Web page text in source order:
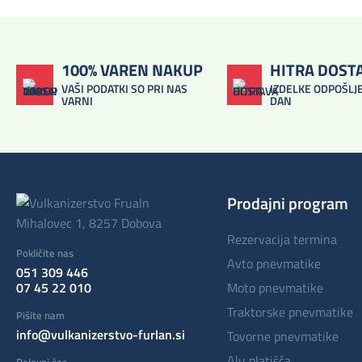
100% VAREN NAKUP
VAŠI PODATKI SO PRI NAS
VARNI
HITRA
IZDELKE
DAN
Mihalovec 1, 8257 Dobova
Pokličite nas
051 309 446
07 45 22 010
Pišite nam
info@vulkanizerstvo-furlan.si
Prodajni program
rezervacija termina
avto pnevmatike
moto pnevmatike
traktorske pnevmatike
tovorne pnevmatike